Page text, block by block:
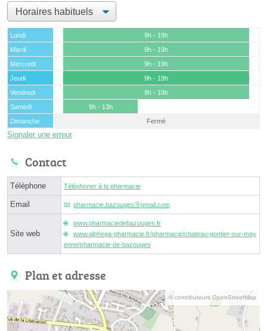
Lundi
9h - 19h
Mardi
9h - 19h
Mercredi
9h - 19h
Jeudi
9h - 19h
Vendredi
9h - 19h
Samedi
9h - 13h
Dimanche
Fermé
Signaler une erreur
Contact
Téléphone Téléphoner à la pharmacie
Email pharmacie.bazougesⓐgmail.com
Site web
www.pharmaciedebazouges.fr
www.alphega-pharmacie.fr/pharmacie/chateau-gontier-sur-may
enne/pharmacie-de-bazouges
Plan et adresse
© contributeurs OpenStreetMap